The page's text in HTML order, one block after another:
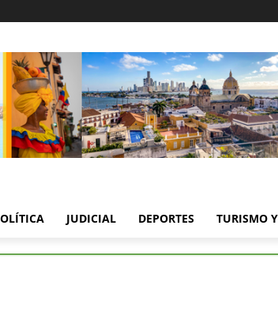
JUDICIAL DEPORTES TURISMO